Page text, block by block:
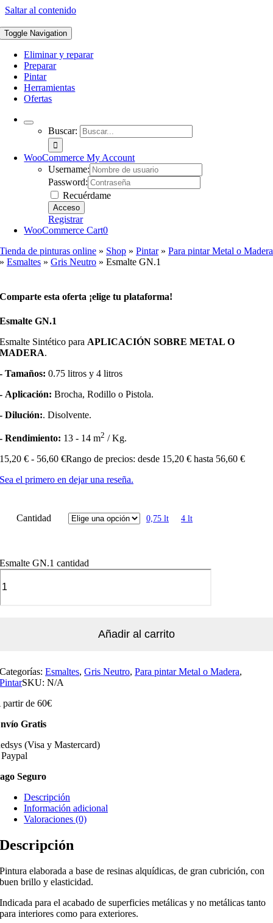
Saltar al contenido
Toggle Navigation
Eliminar y reparar
Preparar
Pintar
Herramientas
Ofertas
Buscar:
WooCommerce My Account
Username:
Password:
Recuérdame
Registrar
WooCommerce Cart0
Tienda de pinturas online » Shop »Pintar»Para pintar Metal o Madera
»Esmaltes »Gris Neutro »Esmalte GN.1
Comparte esta oferta ¡elige tu plataforma!
Esmalte GN.1
Esmalte Sintético para APLICACIÓN SOBRE METAL O
MADERA.
- Tamaños: 0.75 litros y 4 litros
- Aplicación: Brocha, Rodillo o Pistola.
- Dilución:. Disolvente.
- Rendimiento: 13 - 14 m2 / Kg.
15,20€ - 56,60€Rango de precios: desde 15,20 € hasta 56,60 €
Sea el primero en dejar una reseña.
Cantidad 0,75 lt 4 lt
Esmalte GN.1 cantidad
Añadir al carrito
Categorías:Esmaltes,Gris Neutro,Para pintar Metal o Madera,
PintarSKU:N/A
partir de 60€
Gratis
(Visa y Mastercard)
Seguro
Descripción
Información adicional
Valoraciones (0)
Descripción
Pintura elaborada a base de resinas alquídicas, de gran cubrición, con
buen brillo y elasticidad.
Indicada para el acabado de superficies metálicas y no metálicas tanto
para interiores como para exteriores.